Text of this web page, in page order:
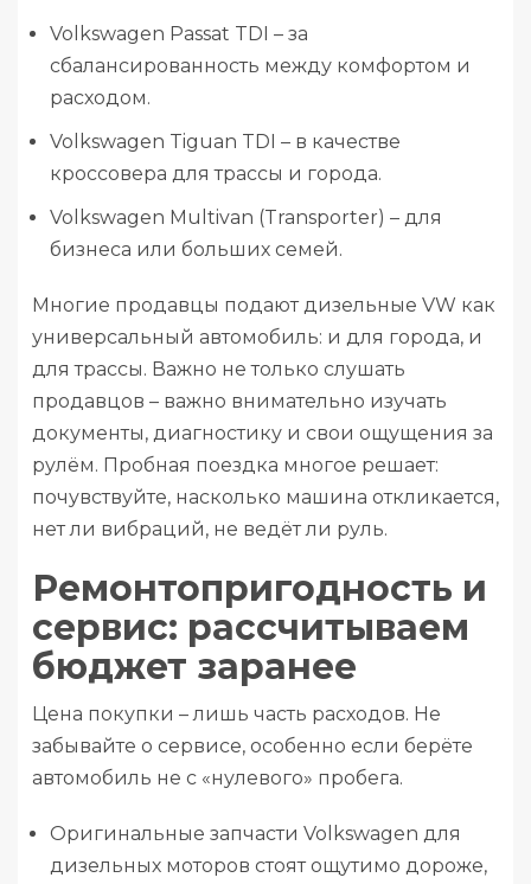
Volkswagen Passat TDI – за
сбалансированность между комфортом и
расходом.
Volkswagen Tiguan TDI – в качестве
кроссовера для трассы и города.
Volkswagen Multivan (Transporter) – для
бизнеса или больших семей.
Многие продавцы подают дизельные VW как
универсальный автомобиль: и для города, и
для трассы. Важно не только слушать
продавцов – важно внимательно изучать
документы, диагностику и свои ощущения за
рулём. Пробная поездка многое решает:
почувствуйте, насколько машина откликается,
нет ли вибраций, не ведёт ли руль.
Ремонтопригодность и
сервис: рассчитываем
бюджет заранее
Цена покупки – лишь часть расходов. Не
забывайте о сервисе, особенно если берёте
автомобиль не с «нулевого» пробега.
Оригинальные запчасти Volkswagen для
дизельных моторов стоят ощутимо дороже,